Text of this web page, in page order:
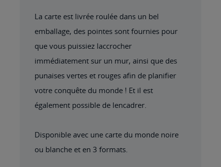
La carte est livrée roulée dans un bel
emballage, des pointes sont fournies pour
que vous puissiez laccrocher
immédiatement sur un mur, ainsi que des
punaises vertes et rouges afin de planifier
votre conquête du monde ! Et il est
également possible de lencadrer.
Disponible avec une carte du monde noire
ou blanche et en 3 formats.